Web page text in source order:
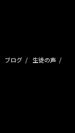
ブログ
生徒の声